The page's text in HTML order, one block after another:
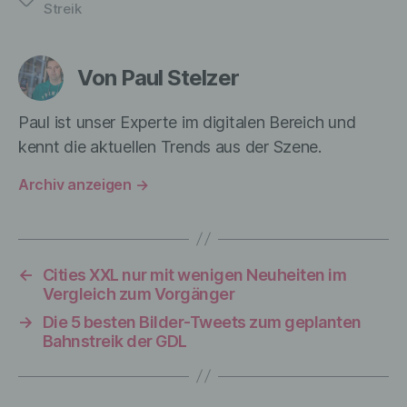
Streik
Von Paul Stelzer
Paul ist unser Experte im digitalen Bereich und
kennt die aktuellen Trends aus der Szene.
Archiv anzeigen →
←
Cities XXL nur mit wenigen Neuheiten im
Vergleich zum Vorgänger
→
Die 5 besten Bilder-Tweets zum geplanten
Bahnstreik der GDL
physiologischen, genetischen,
Person sind, identifiziert werden kann.
b) betroffene Person
Betroffene Person ist jede identifizierte
für die Verarbeitung Verantwortlichen
c) Verarbeitung
Verarbeitung ist jeder mit oder ohne Hilfe